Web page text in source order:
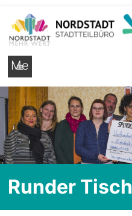
Stadtteilseite der Hildesheimer
Me
nü
Runder